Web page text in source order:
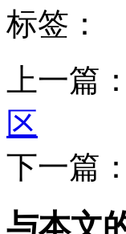
标签：
上一篇：
区
下一篇：
与本文